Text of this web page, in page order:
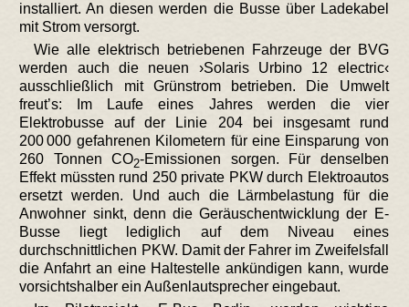
installiert. An diesen werden die Busse über Ladekabel
mit Strom versorgt.
Wie alle elektrisch betriebenen Fahrzeuge der BVG
werden auch die neuen ›Solaris Urbino 12 electric‹
ausschließlich mit Grünstrom betrieben. Die Umwelt
freut’s: Im Laufe eines Jahres werden die vier
Elektrobusse auf der Linie 204 bei insgesamt rund
200 000 gefahrenen Kilometern für eine Einsparung von
260 Tonnen CO2-Emissionen sorgen. Für denselben
Effekt müssten rund 250 private PKW durch Elektroautos
ersetzt werden. Und auch die Lärmbelastung für die
Anwohner sinkt, denn die Geräuschentwicklung der E-
Busse liegt lediglich auf dem Niveau eines
durchschnittlichen PKW. Damit der Fahrer im Zweifelsfall
die Anfahrt an eine Haltestelle ankündigen kann, wurde
vorsichtshalber ein Außenlautsprecher eingebaut.